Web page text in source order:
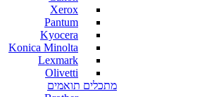
Xerox
Pantum
Kyocera
Konica Minolta
Lexmark
Olivetti
מתכלים תואמים